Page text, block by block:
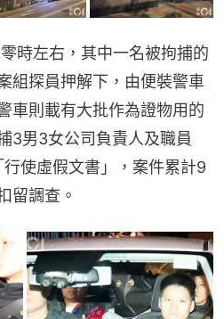
時左右，其中一名被拘捕的
組探員押解下，由便裝警車
車則載有大批作為證物用的
3男3女公司負責人及職員
行使虛假文書」，案件累計9
留調查。